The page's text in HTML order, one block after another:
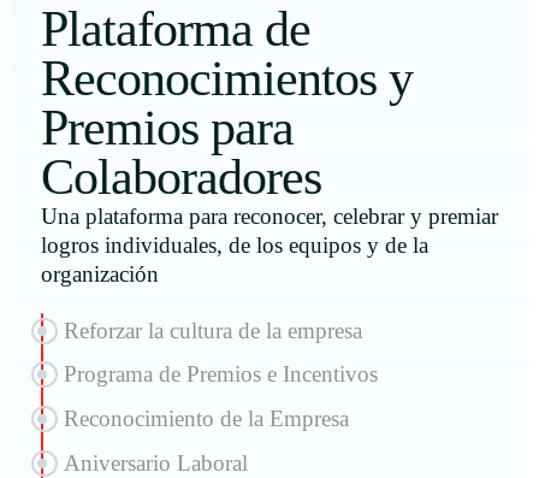
Plataforma de
Reconocimientos y
Premios para
Colaboradores
Una plataforma para reconocer, celebrar y premiar
logros individuales, de los equipos y de la
organización
Reforzar la cultura de la empresa
Programa de Premios e Incentivos
Reconocimiento de la Empresa
Aniversario Laboral